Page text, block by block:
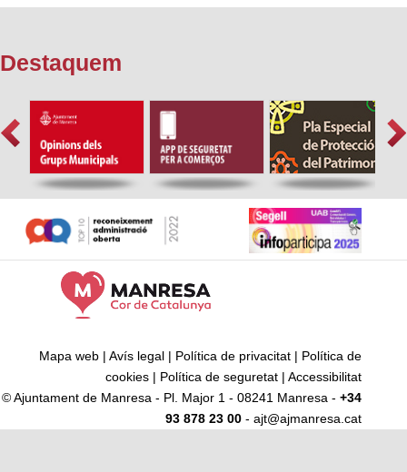
Destaquem
Mapa web | Avís legal | Política de privacitat | Política de
cookies | Política de seguretat | Accessibilitat
© Ajuntament de Manresa - Pl. Major 1 - 08241 Manresa - +34
93 878 23 00 - ajt@ajmanresa.cat